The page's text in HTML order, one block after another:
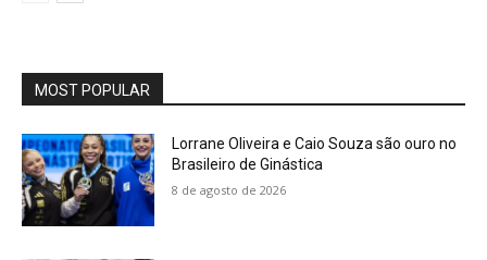
MOST POPULAR
Lorrane Oliveira e Caio Souza são ouro no
Brasileiro de Ginástica
8 de agosto de 2026